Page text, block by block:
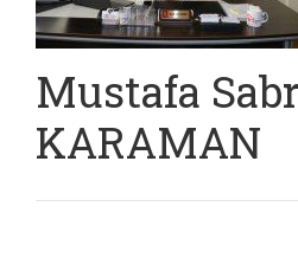
Mustafa
KARAMAN